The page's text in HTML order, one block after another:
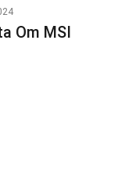
Om MSI